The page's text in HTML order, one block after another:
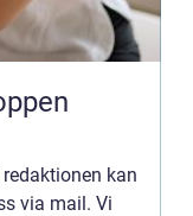
kan
via mail. Vi